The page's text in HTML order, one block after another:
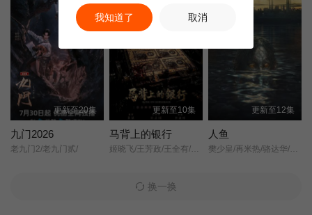
第34集
更新至20集
九门2026
老九门2/老九门贰/
更新至10集
马背上的银行
姬晓飞/王芳政/王全有/阎妮/郭烁杰/杜志国/郑卫莉/周舟/Zhou/Zhou/
更新至12集
人鱼
樊少皇/再米热/骆达华/李若希/田浩宁/唐鑫/
换一换
我知道了 取消